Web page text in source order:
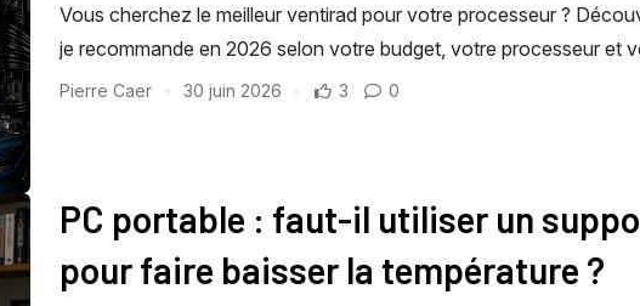
Vous cherchez le meilleur ventirad pour votre processeur ?
je recommande en 2026 selon votre budget, votre processeur et
Pierre Caer 30 juin 2026 3 0
PC portable : faut-il utiliser un
pour faire baisser la température ?